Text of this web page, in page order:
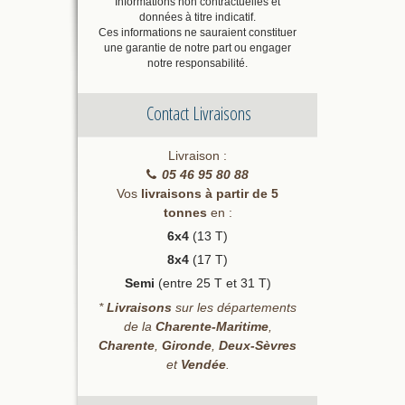
données à titre indicatif.
Ces informations ne sauraient constituer
une garantie de notre part ou engager
notre responsabilité.
Contact Livraisons
Livraison :
05 46 95 80 88
Vos livraisons à partir de 5
tonnes en :
6x4 (13 T)
8x4 (17 T)
Semi (entre 25 T et 31 T)
*Livraisons sur les départements
de la Charente-Maritime,
Charente Gironde Deux-Sèvres
et Vendée.